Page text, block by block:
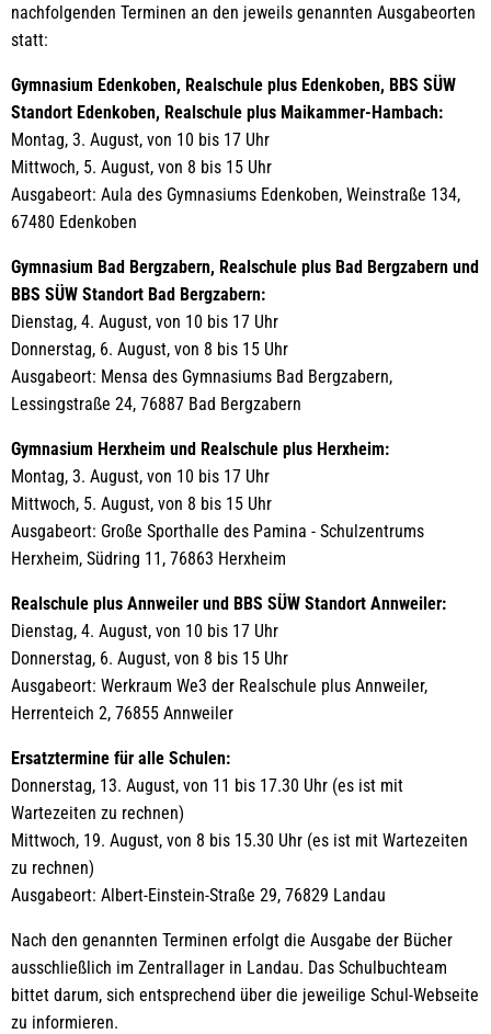
nachfolgenden Terminen an den jeweils genannten Ausgabeorten
statt:
Gymnasium Edenkoben, Realschule plus Edenkoben, BBS SÜW
Standort Edenkoben, Realschule plus Maikammer-Hambach:
Montag, 3. August, von 10 bis 17 Uhr
Mittwoch, 5. August, von 8 bis 15 Uhr
Ausgabeort: Aula des Gymnasiums Edenkoben, Weinstraße 134,
67480 Edenkoben
Gymnasium Bad Bergzabern, Realschule plus Bad Bergzabern und
BBS SÜW Standort Bad Bergzabern:
Dienstag, 4. August, von 10 bis 17 Uhr
Donnerstag, 6. August, von 8 bis 15 Uhr
Ausgabeort: Mensa des Gymnasiums Bad Bergzabern,
Lessingstraße 24, 76887 Bad Bergzabern
Gymnasium Herxheim und Realschule plus Herxheim:
Montag, 3. August, von 10 bis 17 Uhr
Mittwoch, 5. August, von 8 bis 15 Uhr
Ausgabeort: Große Sporthalle des Pamina - Schulzentrums
Herxheim, Südring 11, 76863 Herxheim
Realschule plus Annweiler und BBS SÜW Standort Annweiler:
Dienstag, 4. August, von 10 bis 17 Uhr
Donnerstag, 6. August, von 8 bis 15 Uhr
Ausgabeort: Werkraum We3 der Realschule plus Annweiler,
Herrenteich 2, 76855 Annweiler
Ersatztermine für alle Schulen:
Donnerstag, 13. August, von 11 bis 17.30 Uhr (es ist mit
Wartezeiten zu rechnen)
Mittwoch, 19. August, von 8 bis 15.30 Uhr (es ist mit Wartezeiten
zu rechnen)
Ausgabeort: Albert-Einstein-Straße 29, 76829 Landau
Nach den genannten Terminen erfolgt die Ausgabe der Bücher
ausschließlich im Zentrallager in Landau. Das Schulbuchteam
bittet darum, sich entsprechend über die jeweilige Schul-Webseite
zu informieren.